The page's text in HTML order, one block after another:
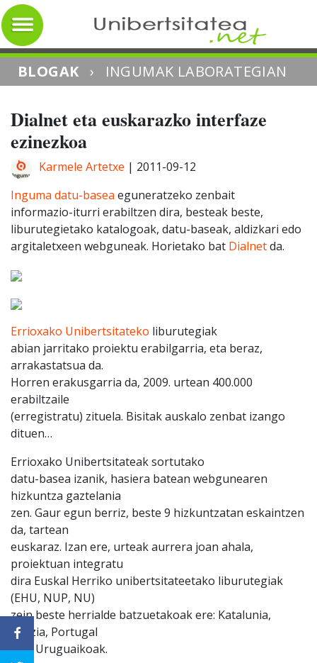
BLOGAK › INGUMAK LABORATEGIAN
Dialnet eta euskarazko interfaze
ezinezkoa
Karmele Artetxe | 2011-09-12
Inguma datu-basea eguneratzeko zenbait
informazio-iturri erabiltzen dira, besteak beste,
liburutegietako katalogoak, datu-baseak, aldizkari edo
argitaletxeen webguneak. Horietako bat Dialnetda.
Errioxako Unibertsitateko liburutegiak
abian jarritako proiektu erabilgarria, eta beraz,
arrakastatsua da.
Horren erakusgarria da, 2009. urtean 400.000
erabiltzaile
(erregistratu) zituela. Bisitak auskalo zenbat izango
dituen…
Errioxako Unibertsitateak sortutako
datu-basea izanik, hasiera batean webgunearen
hizkuntza gaztelania
zen. Gaur egun berriz, beste 9 hizkuntzatan eskaintzen
da, tartean
euskaraz. Izan ere, urteak aurrera joan ahala,
proiektuan integratu
dira Euskal Herriko unibertsitateetako liburutegiak
(EHU, NUP, NU)
zein beste herrialde batzuetakoak ere: Katalunia,
Galizia, Portugal
zein Uruguaikoak.